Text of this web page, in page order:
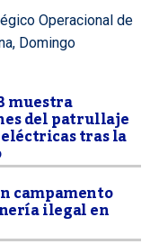
Operacional de
Domingo
muestra
del patrullaje
tras la
campamento
ilegal en